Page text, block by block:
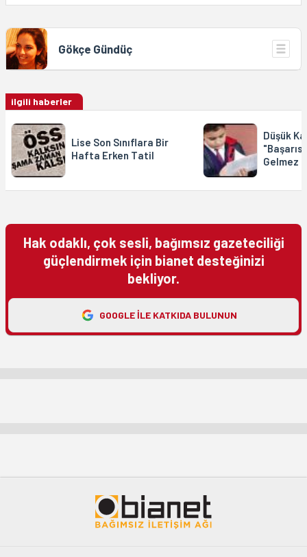
Gökçe Gündüç
ilgili haberler
Lise Son Sınıflara Bir
Hafta Erken Tatil
Düşük
Gelmez
Hak odaklı, çok sesli, bağımsız gazeteciliği
güçlendirmek için bianet desteğinizi
bekliyor.
GOOGLE ILE KATKIDA BULUNUN